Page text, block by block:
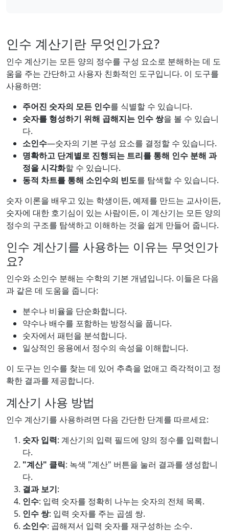
인수 계산기란 무엇인가요?
인수 계산기는 모든 양의 정수를 구성 요소로 분해하는 데 도
움을 주는 간단하고 사용자 친화적인 도구입니다. 이 도구를
사용하면:
주어진 숫자의 모든 인수를 식별할 수 있습니다.
숫자를 형성하기 위해 곱해지는 인수 쌍을 볼 수 있습니
다.
소인수—숫자의 기본 구성 요소를 결정할 수 있습니다.
명확하고 단계별로 진행되는 트리를 통해 인수 분해 과
정을 시각화할 수 있습니다.
동적 차트를 통해 소인수의 빈도를 탐색할 수 있습니다.
숫자 이론을 배우고 있는 학생이든, 예제를 만드는 교사이든,
숫자에 대한 호기심이 있는 사람이든, 이 계산기는 모든 양의
정수의 구조를 탐색하고 이해하는 것을 쉽게 만들어 줍니다.
인수 계산기를 사용하는 이유는 무엇인가
요?
인수와 소인수 분해는 수학의 기본 개념입니다. 이들은 다음
과 같은 데 도움을 줍니다:
분수나 비율을 단순화합니다.
약수나 배수를 포함하는 방정식을 풉니다.
숫자에서 패턴을 분석합니다.
일상적인 응용에서 정수의 속성을 이해합니다.
이 도구는 인수를 찾는 데 있어 추측을 없애고 즉각적이고 정
확한 결과를 제공합니다.
계산기 사용 방법
인수 계산기를 사용하려면 다음 간단한 단계를 따르세요:
숫자 입력: 계산기의 입력 필드에 양의 정수를 입력합니
다.
"계산" 클릭: 녹색 "계산" 버튼을 눌러 결과를 생성합니
다.
결과 보기:
인수: 입력 숫자를 정확히 나누는 숫자의 전체 목록.
인수 쌍: 입력 숫자를 주는 곱셈 쌍.
소인수: 곱해져서 입력 숫자를 재구성하는 소수.